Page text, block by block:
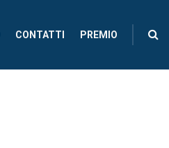
CONTATTI PREMIO